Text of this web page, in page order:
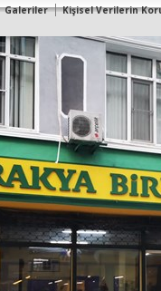
Galeriler Kişisel Verilerin